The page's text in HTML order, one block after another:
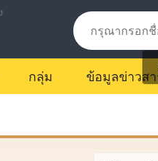
กลุ่ม ข้อมูลข่าวส